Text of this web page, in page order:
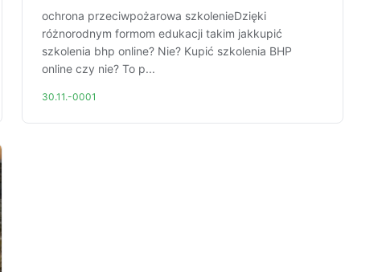
ochrona przeciwpożarowa szkolenieDzięki
różnorodnym formom edukacji takim jakkupić
szkolenia bhp online? Nie? Kupić szkolenia BHP
online czy nie? To p...
30.11.-0001